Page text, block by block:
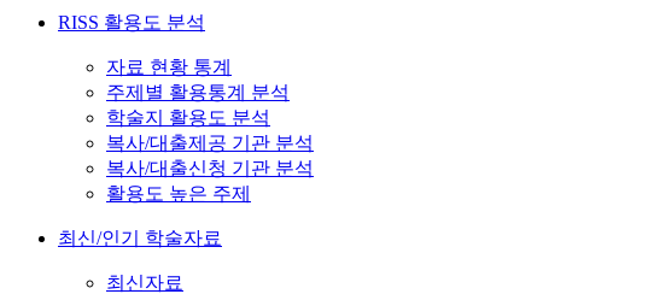
RISS 활용도 분석
자료 현황 통계
주제별 활용통계 분석
학술지 활용도 분석
복사/대출제공 기관 분석
복사/대출신청 기관 분석
활용도 높은 주제
최신/인기 학술자료
최신자료